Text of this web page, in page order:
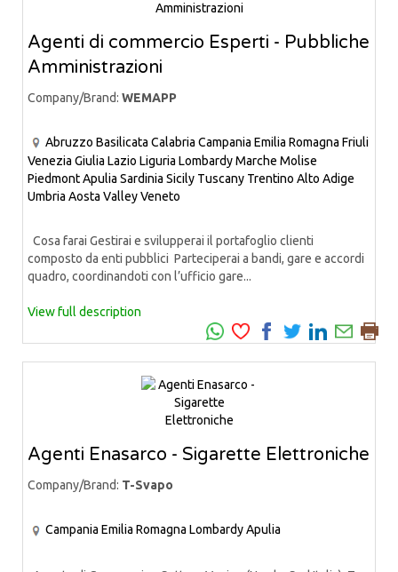
Agenti di commercio Esperti - Pubbliche
Amministrazioni
Company/Brand: WEMAPP
Abruzzo Basilicata Calabria Campania Emilia Romagna Friuli
Venezia Giulia Lazio Liguria LombardyMarche Molise
PiedmontApulia Sardinia Sicily Tuscany Trentino Alto Adige
Umbria Aosta ValleyVeneto
Cosa farai Gestirai e svilupperai il portafoglio clienti
composto da enti pubblici Parteciperai a bandi, gare e accordi
quadro, coordinandoti con l’ufficio gare...
View full description
Agenti Enasarco - Sigarette Elettroniche
Company/Brand: T-Svapo
Campania Emilia Romagna LombardyApulia